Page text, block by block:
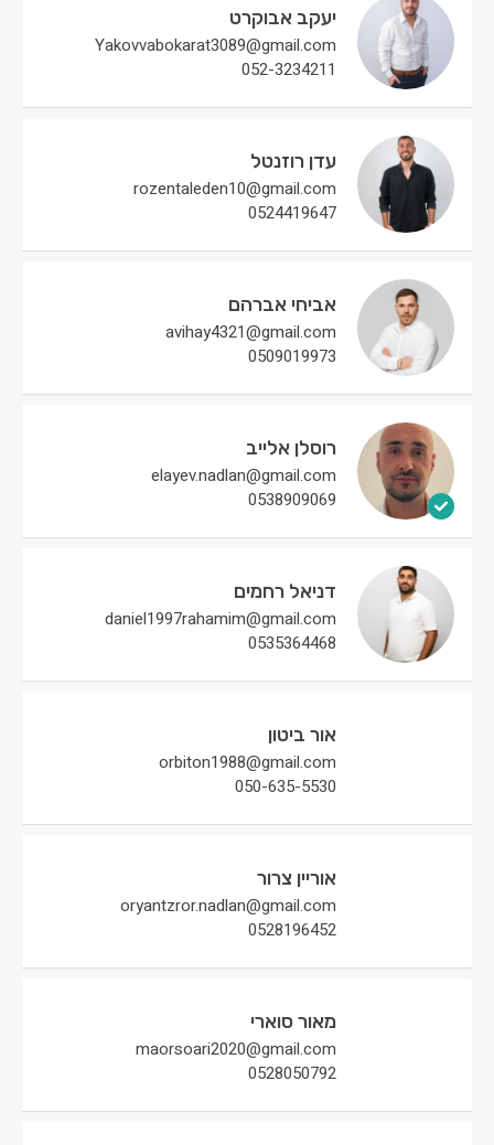
יעקב אבוקרט
Yakovvabokarat3089@gmail.com
052-3234211
עדן רוזנטל
rozentaleden10@gmail.com
0524419647
אביחי אברהם
avihay4321@gmail.com
0509019973
רוסלן אלייב
elayev.nadlan@gmail.com
0538909069
דניאל רחמים
daniel1997rahamim@gmail.com
0535364468
אור ביטון
orbiton1988@gmail.com
050-635-5530
אוריין צרור
oryantzror.nadlan@gmail.com
0528196452
מאור סוארי
maorsoari2020@gmail.com
0528050792